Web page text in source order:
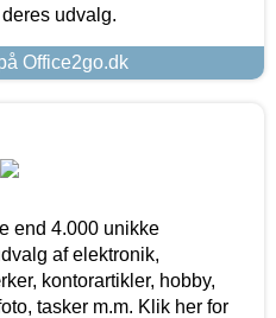
udvalg.
Office2go.dk
end 4.000 unikke
af elektronik,
kontorartikler, hobby,
tasker m.m. Klik her for